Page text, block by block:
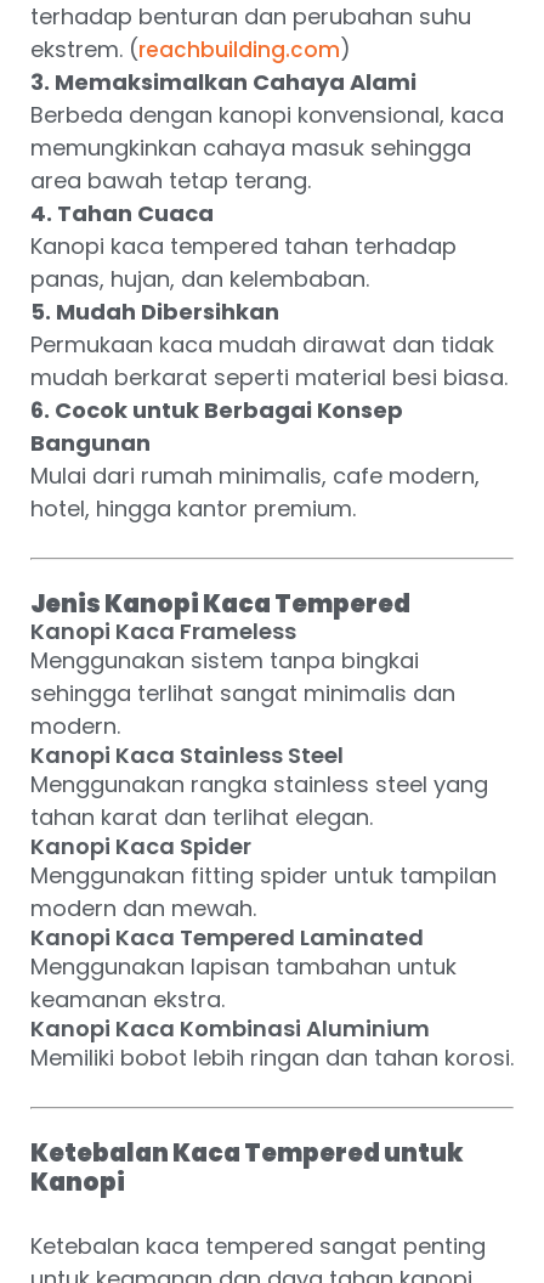
terhadap benturan dan perubahan suhu
ekstrem. (reachbuilding.com)
3. Memaksimalkan Cahaya Alami
Berbeda dengan kanopi konvensional, kaca
memungkinkan cahaya masuk sehingga
area bawah tetap terang.
4. Tahan Cuaca
Kanopi kaca tempered tahan terhadap
panas, hujan, dan kelembaban.
5. Mudah Dibersihkan
Permukaan kaca mudah dirawat dan tidak
mudah berkarat seperti material besi biasa.
6. Cocok untuk Berbagai Konsep
Bangunan
Mulai dari rumah minimalis, cafe modern,
hotel, hingga kantor premium.
Jenis Kanopi Kaca Tempered
Kanopi Kaca Frameless
Menggunakan sistem tanpa bingkai
sehingga terlihat sangat minimalis dan
modern.
Kanopi Kaca Stainless Steel
Menggunakan rangka stainless steel yang
tahan karat dan terlihat elegan.
Kanopi Kaca Spider
Menggunakan fitting spider untuk tampilan
modern dan mewah.
Kanopi Kaca Tempered Laminated
Menggunakan lapisan tambahan untuk
keamanan ekstra.
Kanopi Kaca Kombinasi Aluminium
Memiliki bobot lebih ringan dan tahan korosi.
Ketebalan Kaca Tempered untuk
Kanopi
Ketebalan kaca tempered sangat penting